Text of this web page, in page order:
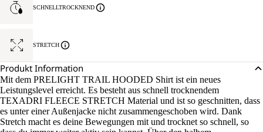
SCHNELLTROCKNEND
STRETCH
Produkt Information
Mit dem PRELIGHT TRAIL HOODED Shirt ist ein neues
Leistungslevel erreicht. Es besteht aus schnell trocknendem
TEXADRI FLEECE STRETCH Material und ist so geschnitten, dass
es unter einer Außenjacke nicht zusammengeschoben wird. Dank
Stretch macht es deine Bewegungen mit und trocknet so schnell, so